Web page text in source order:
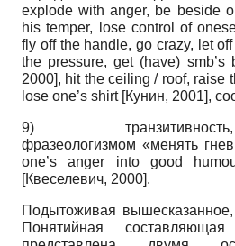
explode with anger, be beside
his temper, lose control of
fly off the handle, go crazy, let
the pressure, get (have) smb’s
2000], hit the ceiling / roof, raise
lose one’s shirt [Кунин, 2001],
9)
фразеологизмом «менять
one’s anger into good
[Квеселевич, 2000].
Подытоживая
Понятийная